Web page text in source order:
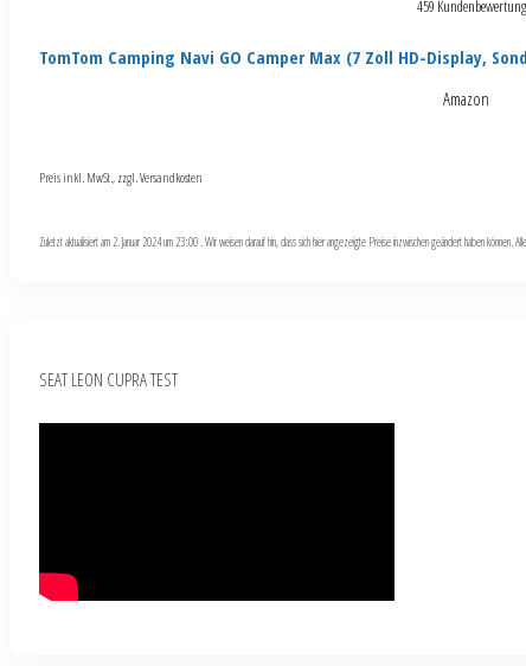
459 Kundenbewertung
TomTom Camping Navi GO Camper Max (7 Zoll HD-Display,
Amazon
Preis inkl. MwSt., zzgl. Versandkosten
Zuletzt aktualisiert am 2. Januar 2024 um 23:00 . Wir weisen darauf hin, dass sich hier angezeigte Preise inzwischen geändert haben können.
SEAT LEON CUPRA TEST